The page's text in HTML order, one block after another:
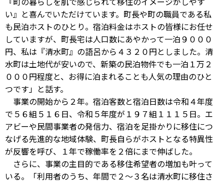
い』と喜んでいただけています。町長や町の職員である私
も民泊ホストのひとり。宿泊料金はホストの皆様にお任せ
していますが、町長宅は人口数にあやかって一泊９０００
円、私は『清水町』の語呂から４３２０円としました。清
水町は土地代が安いので、新築の民泊物件でも一泊１万２
０００円程度と、お得に泊まれることも人気の理由のひと
つです」と話す。
事業の開始から２年。宿泊客数と宿泊日数は令和４年度
で５６組５１６日、令和５年度が１９７組１１１５日。エ
アビーや民間事業者の発信力、宿泊を足掛かりに移住につ
なげる先進的な地域体験、町長自らがホストとなる特異性
が反響を呼び、１年で稼働率を２倍にまで伸ばした。
さらに、事業の主目的である移住希望者の増加も叶って
いる。「利用者のうち、年間で２～３名は清水町に移住さ